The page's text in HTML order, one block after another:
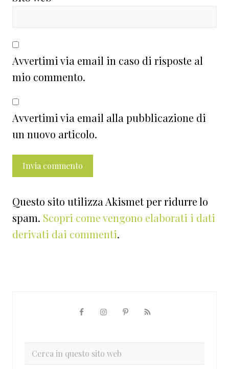
Avvertimi via email in caso di risposte al
mio commento.
Avvertimi via email alla pubblicazione di
un nuovo articolo.
Questo sito utilizza Akismet per ridurre lo
spam. Scopri come vengono elaborati i dati
derivati dai commenti.
primaria
Cerca